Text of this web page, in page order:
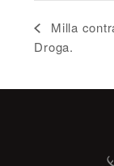
Milla
Droga.